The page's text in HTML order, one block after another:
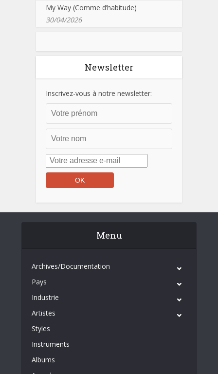
My Way (Comme d’habitude)
30/04/2026
Newsletter
Inscrivez-vous à notre newsletter:
Menu
Archives/Documentation
Pays
Industrie
Artistes
Styles
Instruments
Albums